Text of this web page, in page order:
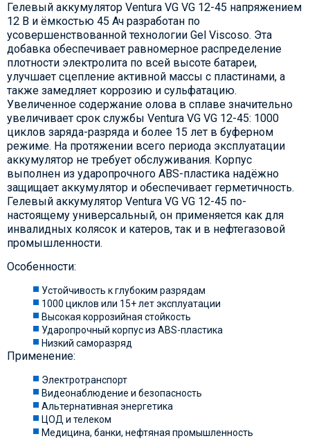
Гелевый аккумулятор Ventura VG VG 12-45 напряжением
12 В и ёмкостью 45 Ач разработан по
усовершенствованной технологии Gel Viscoso. Эта
добавка обеспечивает равномерное распределение
плотности электролита по всей высоте батареи,
улучшает сцепление активной массы с пластинами, а
также замедляет коррозию и сульфатацию.
Увеличенное содержание олова в сплаве значительно
увеличивает срок службы Ventura VG VG 12-45: 1000
циклов заряда-разряда и более 15 лет в буферном
режиме. На протяжении всего периода эксплуатации
аккумулятор не требует обслуживания. Корпус
выполнен из ударопрочного ABS-пластика надёжно
защищает аккумулятор и обеспечивает герметичность.
Гелевый аккумулятор Ventura VG VG 12-45 по-
настоящему универсальный, он применяется как для
инвалидных колясок и катеров, так и в нефтегазовой
промышленности.
Особенности:
Устойчивость к глубоким разрядам
1000 циклов или 15+ лет эксплуатации
Высокая коррозийная стойкость
Ударопрочный корпус из ABS-пластика
Низкий саморазряд
Применение:
Электротранспорт
Видеонаблюдение и безопасность
Альтернативная энергетика
ЦОД и телеком
Медицина, банки, нефтяная промышленность